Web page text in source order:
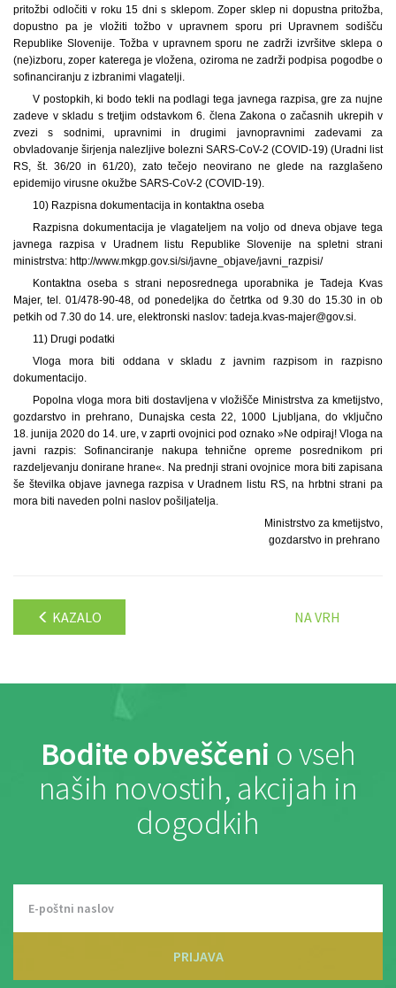
pritožbi odločiti v roku 15 dni s sklepom. Zoper sklep ni dopustna pritožba,
dopustno pa je vložiti tožbo v upravnem sporu pri Upravnem sodišču
Republike Slovenije. Tožba v upravnem sporu ne zadrži izvršitve sklepa o
(ne)izboru, zoper katerega je vložena, oziroma ne zadrži podpisa pogodbe o
sofinanciranju z izbranimi vlagatelji.
V postopkih, ki bodo tekli na podlagi tega javnega razpisa, gre za nujne
zadeve v skladu s tretjim odstavkom 6. člena Zakona o začasnih ukrepih v
zvezi s sodnimi, upravnimi in drugimi javnopravnimi zadevami za
obvladovanje širjenja nalezljive bolezni SARS-CoV-2 (COVID-19) (Uradni list
RS, št. 36/20 in 61/20), zato tečejo neovirano ne glede na razglašeno
epidemijo virusne okužbe SARS-CoV-2 (COVID-19).
10) Razpisna dokumentacija in kontaktna oseba
Razpisna dokumentacija je vlagateljem na voljo od dneva objave tega
javnega razpisa v Uradnem listu Republike Slovenije na spletni strani
ministrstva: http://www.mkgp.gov.si/si/javne_objave/javni_razpisi/
Kontaktna oseba s strani neposrednega uporabnika je Tadeja Kvas
Majer, tel. 01/478-90-48, od ponedeljka do četrtka od 9.30 do 15.30 in ob
petkih od 7.30 do 14. ure, elektronski naslov: tadeja.kvas-majer@gov.si.
11) Drugi podatki
Vloga mora biti oddana v skladu z javnim razpisom in razpisno
dokumentacijo.
Popolna vloga mora biti dostavljena v vložišče Ministrstva za kmetijstvo,
gozdarstvo in prehrano, Dunajska cesta 22, 1000 Ljubljana, do vključno
18. junija 2020 do 14. ure, v zaprti ovojnici pod oznako »Ne odpiraj! Vloga na
javni razpis: Sofinanciranje nakupa tehnične opreme posrednikom pri
razdeljevanju donirane hrane«. Na prednji strani ovojnice mora biti zapisana
še številka objave javnega razpisa v Uradnem listu RS, na hrbtni strani pa
mora biti naveden polni naslov pošiljatelja.
Ministrstvo za kmetijstvo,
gozdarstvo in prehrano
KAZALO NA VRH
Bodite obveščeni o vseh
naših novostih, akcijah in
dogodkih
PRIJAVA